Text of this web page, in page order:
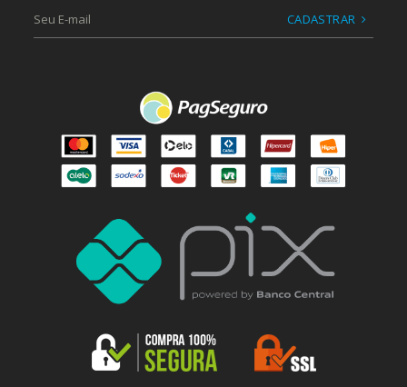
CADASTRAR